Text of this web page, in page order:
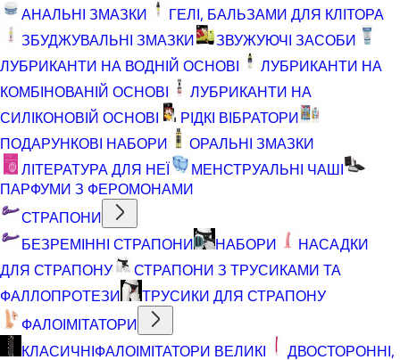
АНАЛЬНІ ЗМАЗКИ
ГЕЛІ, БАЛЬЗАМИ ДЛЯ КЛІТОРА
ЗБУДЖУВАЛЬНІ ЗМАЗКИ
ЗВУЖУЮЧІ ЗАСОБИ
ЛУБРИКАНТИ НА ВОДНІЙ ОСНОВІ
ЛУБРИКАНТИ НА
КОМБІНОВАНІЙ ОСНОВІ
ЛУБРИКАНТИ НА
СИЛІКОНОВІЙ ОСНОВІ
РІДКІ ВІБРАТОРИ
ПОДАРУНКОВІ НАБОРИ
ОРАЛЬНІ ЗМАЗКИ
ЛІТЕРАТУРА ДЛЯ НЕЇ
МЕНСТРУАЛЬНІ ЧАШІ
ПАРФУМИ З ФЕРОМОНАМИ
СТРАПОНИ
БЕЗРЕМІННІ СТРАПОНИ
НАБОРИ
НАСАДКИ
ДЛЯ СТРАПОНУ
СТРАПОНИ З ТРУСИКАМИ ТА
ФАЛЛОПРОТЕЗИ
ТРУСИКИ ДЛЯ СТРАПОНУ
ФАЛОІМІТАТОРИ
КЛАСИЧНІФАЛОІМІТАТОРИ ВЕЛИКІ
ДВОСТОРОННІ,